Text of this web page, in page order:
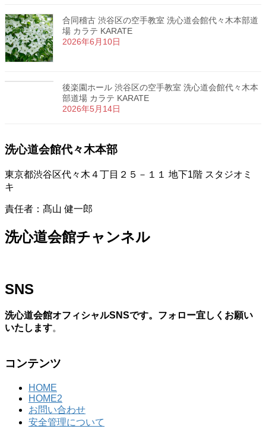
合同稽古 渋谷区の空手教室 洗心道会館代々木本部道
場 カラテ KARATE
2026年6月10日
後楽園ホール 渋谷区の空手教室 洗心道会館代々木本
部道場 カラテ KARATE
2026年5月14日
洗心道会館代々木本部
東京都渋谷区代々木４丁目２５－１１ 地下1階 スタジオミ
キ
責任者：髙山 健一郎
洗心道会館チャンネル
SNS
洗心道会館オフィシャルSNSです。フォロー宜しくお願い
いたします。
コンテンツ
HOME
HOME2
お問い合わせ
安全管理について